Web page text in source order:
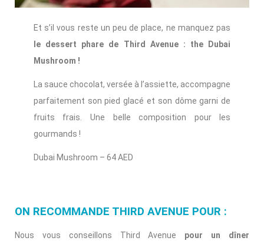
Et s’il vous reste un peu de place, ne manquez pas
le dessert phare de Third Avenue : the Dubai
Mushroom !
La sauce chocolat, versée à l’assiette, accompagne
parfaitement son pied glacé et son dôme garni de
fruits frais. Une belle composition pour les
gourmands !
Dubai Mushroom – 64 AED
ON RECOMMANDE THIRD AVENUE POUR :
Nous vous conseillons Third Avenue pour un dîner